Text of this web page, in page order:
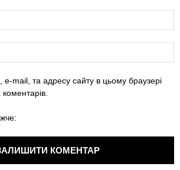
e-mail, та адресу сайту в цьому браузері